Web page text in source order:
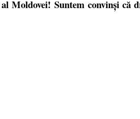
Suntem convinși că